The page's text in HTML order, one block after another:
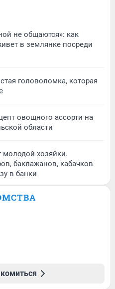
не общаются»: как
в землянке посреди
головоломка, которая
овощного ассорти на
области
хозяйки.
баклажанов, кабачков
в банки